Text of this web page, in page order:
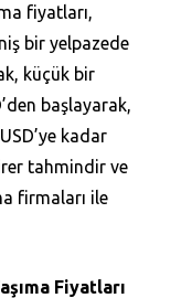
fiyatları,
bir yelpazede
küçük bir
başlayarak,
kadar
tahmindir ve
firmaları ile
Fiyatları